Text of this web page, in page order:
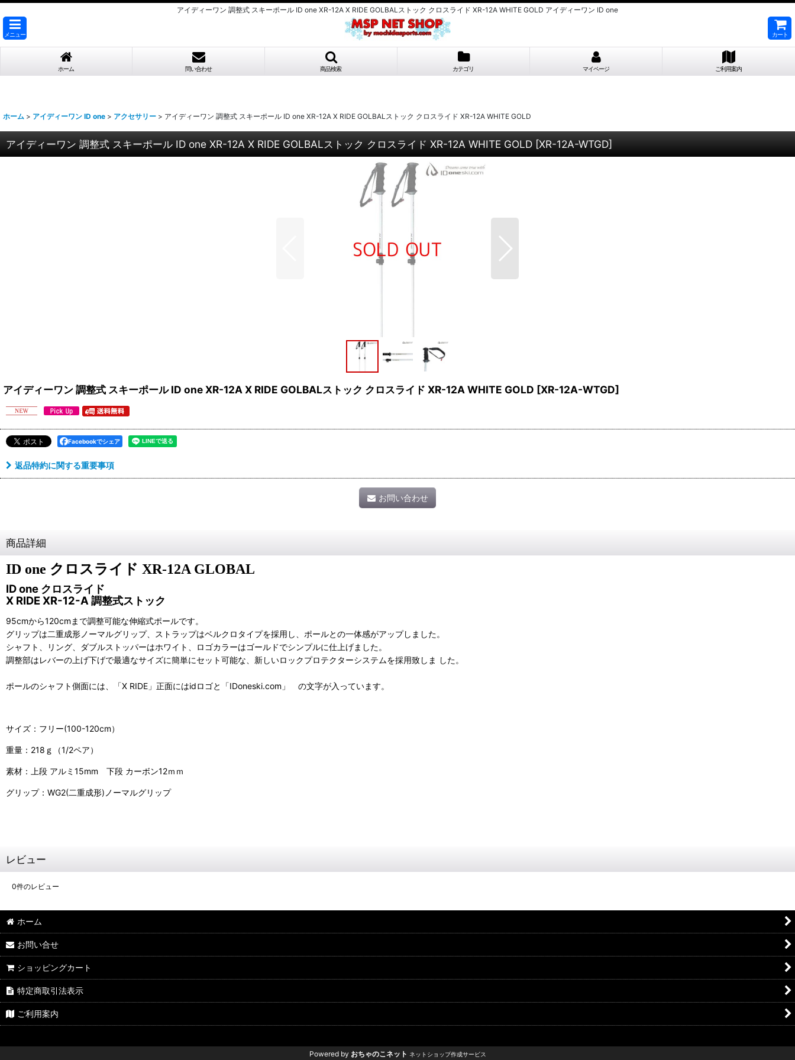
アイディーワン 調整式 スキーポール ID one XR-12A X RIDE GOLBALストック クロスライド XR-12A WHITE GOLD アイディーワン ID one
メニュー カート
ホーム 問い合わせ 商品検索 カテゴリ マイページ ご利用案内
ホーム > アイディーワン ID one > アクセサリー > アイディーワン 調整式 スキーポール ID one XR-12A X RIDE GOLBALストック クロスライド XR-12A WHITE GOLD
アイディーワン 調整式 スキーポール ID one XR-12A X RIDE GOLBALストック クロスライド XR-12A WHITE GOLD [XR-12A-WTGD]
アイディーワン 調整式 スキーポール ID one XR-12A X RIDE GOLBALストック クロスライド XR-12A WHITE GOLD [XR-12A-WTGD]
Facebookでシェア
返品特約に関する重要事項
お問い合わせ
商品詳細
ID one クロスライド XR-12A GLOBAL
ID one クロスライド
X RIDE XR-12-A 調整式ストック
95cmから120cmまで調整可能な伸縮式ポールです。
グリップは二重成形ノーマルグリップ、ストラップはベルクロタイプを採用し、ポールとの一体感がアップしました。
シャフト、リング、ダブルストッパーはホワイト、ロゴカラーはゴールドでシンプルに仕上げました。
調整部はレバーの上げ下げで最適なサイズに簡単にセット可能な、新しいロックプロテクターシステムを採用致しま した。
ポールのシャフト側面には、「X RIDE」正面にはidロゴと「IDoneski.com」 の文字が入っています。
サイズ：フリー(100-120cm）
重量：218ｇ（1/2ペア）
素材：上段 アルミ15mm 下段 カーボン12ｍｍ
グリップ：WG2(二重成形)ノーマルグリップ
レビュー
0件のレビュー
ホーム
お問い合せ
ショッピングカート
特定商取引法表示
ご利用案内
Powered by おちゃのこネット ネットショップ作成サービス